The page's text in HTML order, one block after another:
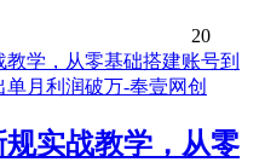
20
规实战教学，从零